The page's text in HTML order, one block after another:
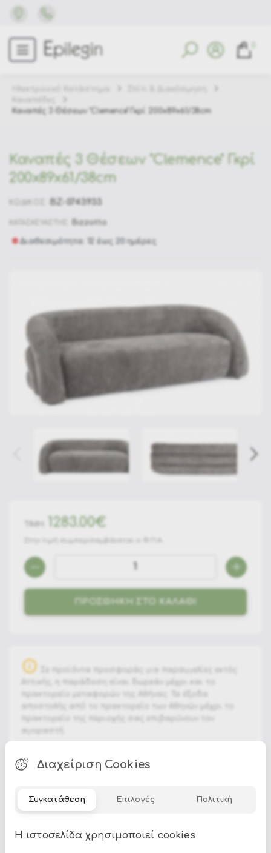
Καναπές 3 Θέσεων "Clemence" Γκρί 200x89x61/38cm
Καναπές 3 Θέσεων "Clemence" Γκρί
200x89x61/38cm
BZ-0743933
Bizzotto
Διαθεσιμότητα: 12 έως 20 ημέρες
1283.00€
ΠΡΟΣΘΗΚΗ ΣΤΟ ΚΑΛΑΘΙ
POLYESTER COVERING
POLYURETHANE FOAM PADDING (28KG/M3 DENSITY
Διαχείριση Cookies
Συγκατάθεση Επιλογές Πολιτική
Η ιστοσελίδα χρησιμοποιεί cookies